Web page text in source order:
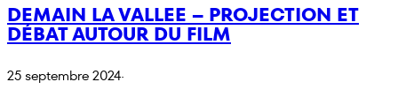
DEMAIN LA VALLEE – PROJECTION ET
DÉBAT AUTOUR DU FILM
25 septembre 2024·